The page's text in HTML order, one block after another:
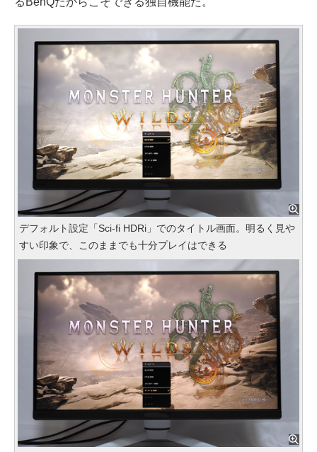
デフォルト設定「Sci-fi HDRi」でのタイトル画面。明るく見や
すい印象で、このままでも十分プレイはできる